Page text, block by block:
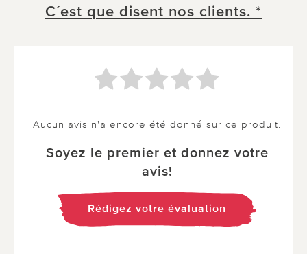
C´est que disent nos clients. *
Aucun avis n'a encore été donné sur ce produit.
Soyez le premier et donnez votre
avis!
Rédigez votre évaluation